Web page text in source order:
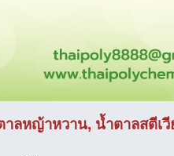
ลหญ้าหวาน, น้ำตาลสตีเวี